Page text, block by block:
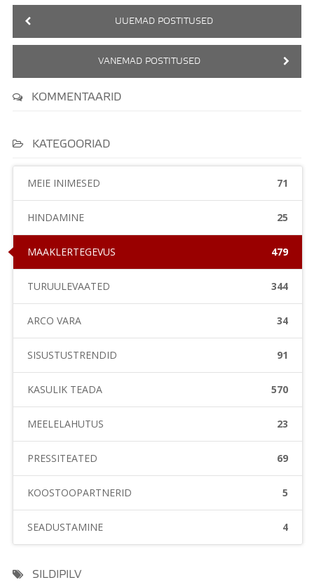
UUEMAD POSTITUSED
VANEMAD POSTITUSED
KOMMENTAARID
KATEGOORIAD
MEIE INIMESED 71
HINDAMINE 25
MAAKLERTEGEVUS 479
TURUÜLEVAATED 344
ARCO VARA 34
SISUSTUSTRENDID 91
KASULIK TEADA 570
MEELELAHUTUS 23
PRESSITEATED 69
KOOSTÖÖPARTNERID 5
SEADUSTAMINE 4
SILDIPILV